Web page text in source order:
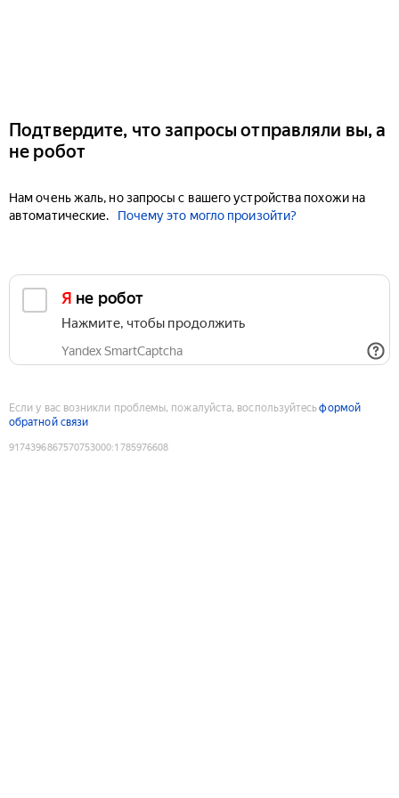
Подтвердите, что запросы отправляли вы, а
не робот
Нам очень жаль, но запросы с вашего устройства похожи на
автоматические.
Почему это могло произойти?
Я не робот
Нажмите, чтобы продолжить
Yandex SmartCaptcha
Если у вас возникли проблемы, пожалуйста, воспользуйтесьформой
обратной связи
9174396867570753000:1785976608